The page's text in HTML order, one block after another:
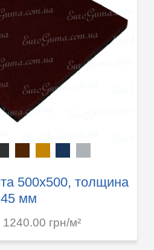
500х500, толщина
45 мм
грн/м²